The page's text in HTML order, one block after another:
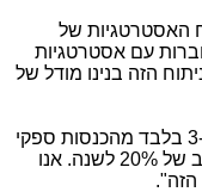
האסטרטגיות של
הטלקום והמדיה ובחנו מעל ל-50 חברות עם אסטרטגיות
הזה בנינו מודל של
העולם הדיגיטלי מייצג כיום בממוצע כ-3-4% בלבד מהכנסות ספקי
הטלקום. זה מעט מאוד. אולם, זה גדל בקצב של 20% לשנה. אנו